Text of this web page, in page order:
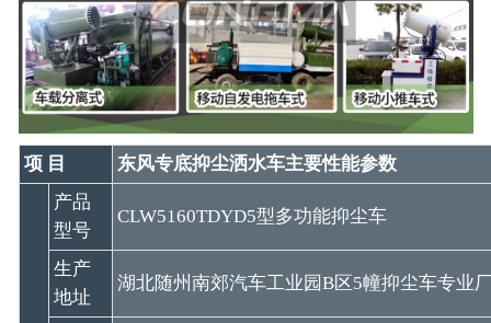
项 目 东风专底抑尘洒水车主要性能参数
产品
型号
CLW5160TDYD5型多功能抑尘车
生产
地址
湖北随州南郊汽车工业园B区5幢抑尘车专业